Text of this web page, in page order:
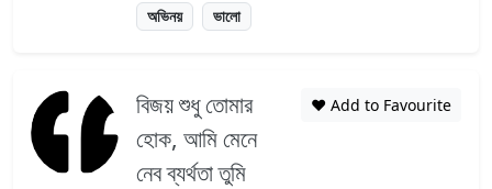
অভিনয়
ভালো
বিজয় শুধু তোমার
হোক, আমি মেনে
নেব ব্যর্থতা তুমি
❤️ Add to Favourite